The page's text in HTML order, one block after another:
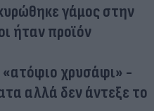
γάμος στην
ήταν προϊόν
χρυσάφι» -
αλλά δεν άντεξε το